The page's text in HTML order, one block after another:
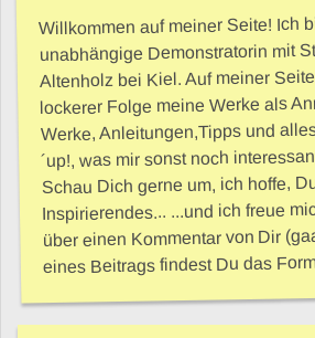
Willkommen auf meiner Seite! Ich
unabhängige Demonstratorin mit
Altenholz bei Kiel. Auf meiner
lockerer Folge meine Werke als
Werke, Anleitungen,Tipps und
´up!, was mir sonst noch
Schau Dich gerne um, ich hoffe,
Inspirierendes... ...und ich freue
über einen Kommentar von Dir
eines Beitrags findest Du das